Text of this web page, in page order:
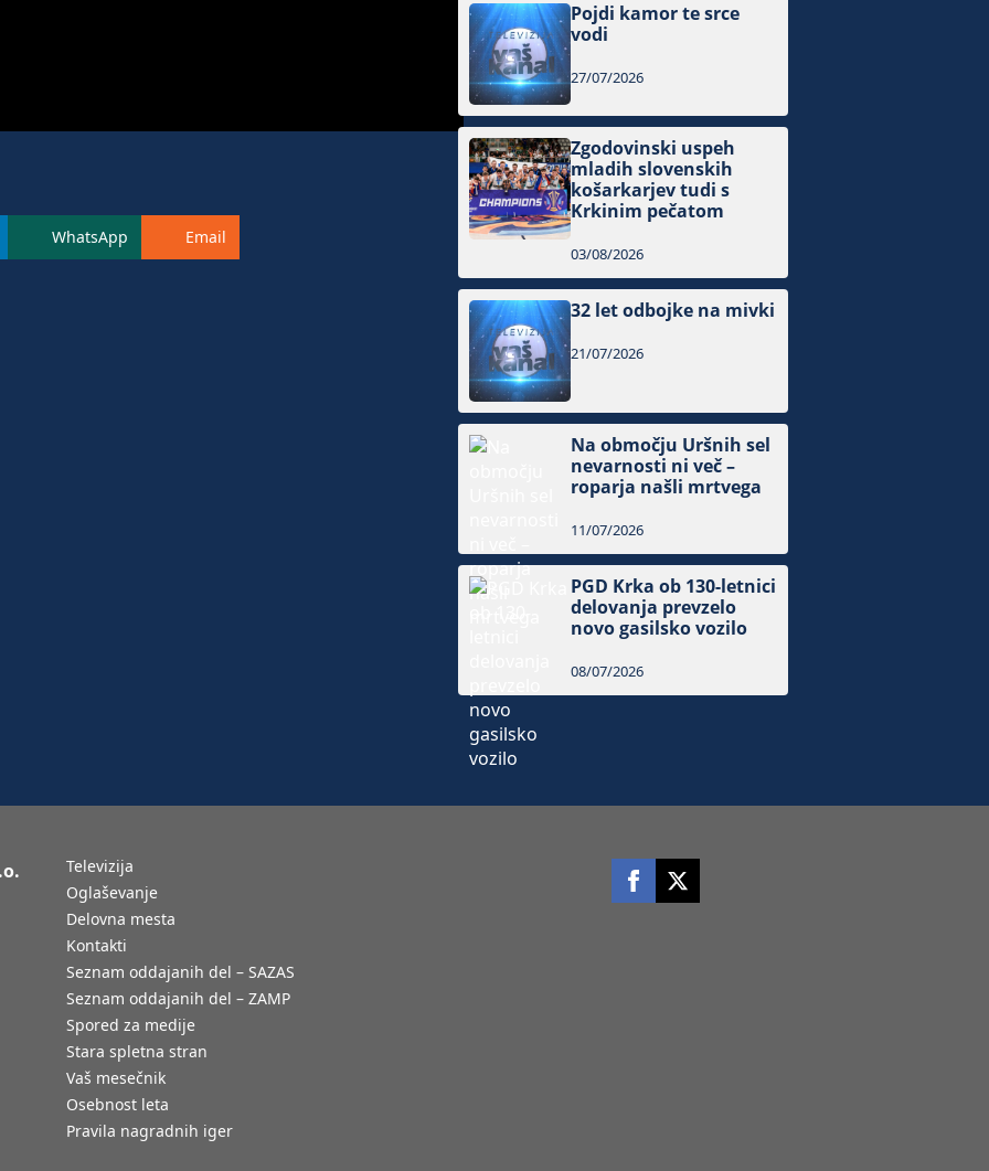
WhatsApp Email
Pojdi kamor te srce
vodi
27/07/2026
Zgodovinski uspeh
mladih slovenskih
košarkarjev tudi s
Krkinim pečatom
03/08/2026
32 let odbojke na mivki
21/07/2026
Na območju Uršnih sel
nevarnosti ni več –
roparja našli mrtvega
11/07/2026
PGD Krka ob 130-letnici
delovanja prevzelo
novo gasilsko vozilo
08/07/2026
Televizija
Oglaševanje
Delovna mesta
Kontakti
Seznam oddajanih del – SAZAS
Seznam oddajanih del – ZAMP
Spored za medije
Stara spletna stran
Vaš mesečnik
Osebnost leta
Pravila nagradnih iger